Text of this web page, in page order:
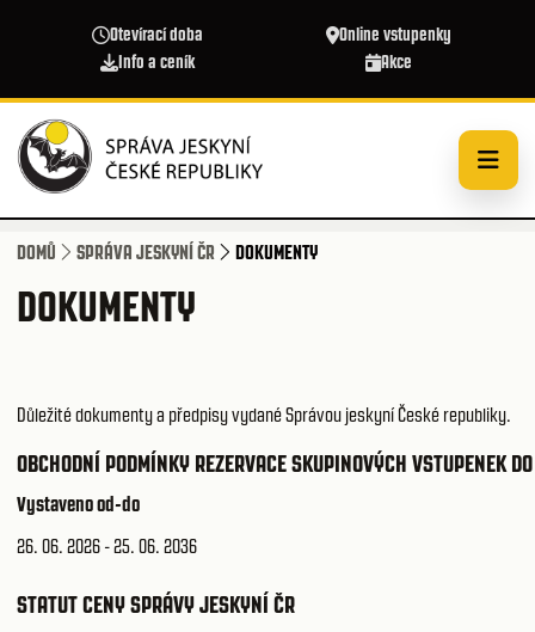
Otevírací doba
Online vstupenky
Info a ceník
Akce
DOMŮ SPRÁVA JESKYNÍ ČR DOKUMENTY
DOKUMENTY
Důležité dokumenty a předpisy vydané Správou jeskyní České republiky.
OBCHODNÍ PODMÍNKY REZERVACE SKUPINOVÝCH VSTUPENEK
Vystaveno od-do
26. 06. 2026 - 25. 06. 2036
STATUT CENY SPRÁVY JESKYNÍ ČR